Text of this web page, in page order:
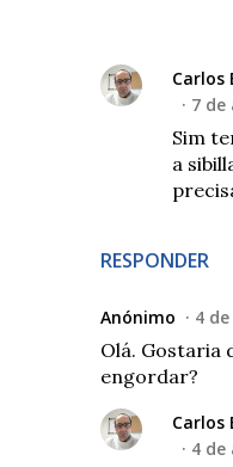
RESPONDER
Carlos
7 de
Sim
a
Anónimo 4
Olá. Gostaria
engordar?
Carlos
4 de